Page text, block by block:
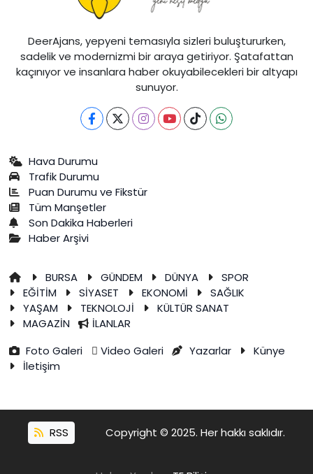
DeerAjans, yepyeni temasıyla sizleri buluştururken,
sadelik ve modernizmi bir araya getiriyor. Şatafattan
kaçınıyor ve insanlara haber okuyabilecekleri bir altyapı
sunuyor.
Hava Durumu
Trafik Durumu
Puan Durumu ve Fikstür
Tüm Manşetler
Son Dakika Haberleri
Haber Arşivi
BURSA GÜNDEM DÜNYA
SPOR
EĞİTİM
SİYASET EKONOMİ
SAĞLIK
YAŞAM
TEKNOLOJİ
KÜLTÜR SANAT
MAGAZİN
İLANLAR
Foto Galeri
Video Galeri Yazarlar
Künye
İletişim
RSS Copyright © 2025. Her hakkı saklıdır.